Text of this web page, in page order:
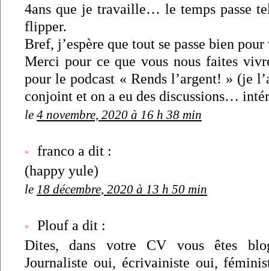
4ans que je travaille… le temps passe
flipper.
Bref, j’espère que tout se passe bien
Merci pour ce que vous nous faites
pour le podcast « Rends l’argent! » (je
conjoint et on a eu des discussions…
le 4 novembre, 2020 à 16 h 38 min
franco a dit :
(happy yule)
le 18 décembre, 2020 à 13 h 50 min
Plouf a dit :
Dites, dans votre CV vous êtes
Journaliste oui, écrivainiste oui,